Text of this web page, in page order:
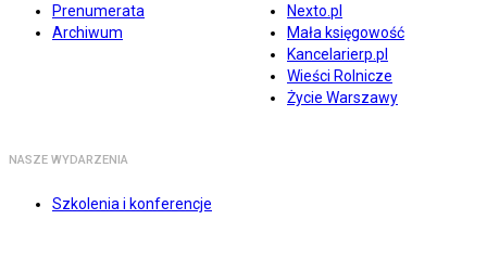
Prenumerata
Archiwum
Nexto.pl
Mała księgowość
Kancelarierp.pl
Wieści Rolnicze
Życie Warszawy
NASZE WYDARZENIA
Szkolenia i konferencje